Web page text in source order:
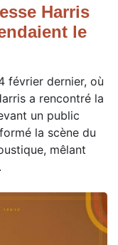
Harris
le
février dernier, où
a rencontré la
un public
la scène du
mêlant